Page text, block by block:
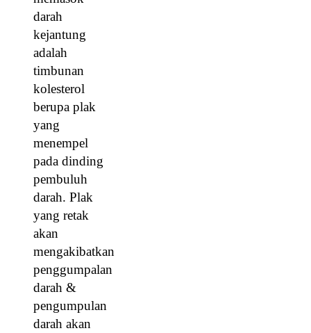
darah
kejantung
adalah
timbunan
kolesterol
berupa plak
yang
menempel
pada dinding
pembuluh
darah. Plak
yang retak
akan
mengakibatkan
penggumpalan
darah &
pengumpulan
darah akan